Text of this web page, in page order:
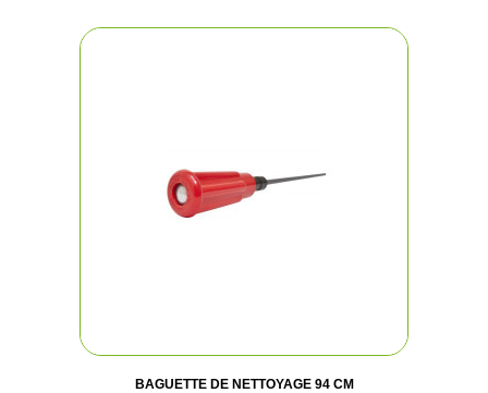
BAGUETTE DE NETTOYAGE 94 CM